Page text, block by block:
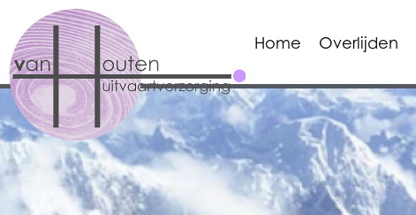
Home Overlijden